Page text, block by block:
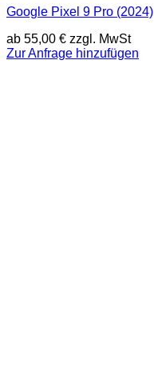
Google Pixel 9 Pro (2024)
ab 55,00 € zzgl. MwSt
Zur Anfrage hinzufügen